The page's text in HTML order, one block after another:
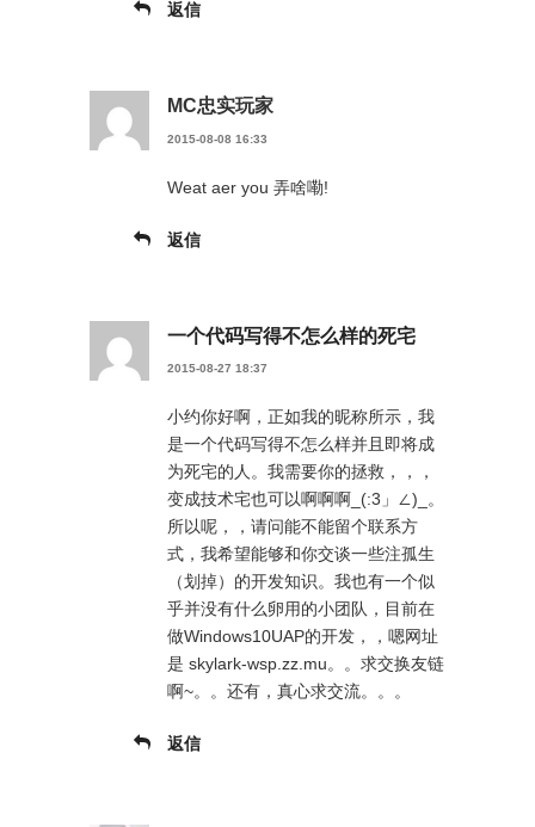
返信
MC忠实玩家
2015-08-08 16:33
Weat aer you 弄啥嘞!
返信
一个代码写得不怎么样的死宅
2015-08-27 18:37
小约你好啊，正如我的昵称所示，我
是一个代码写得不怎么样并且即将成
为死宅的人。我需要你的拯救，，，
变成技术宅也可以啊啊啊_(:3」∠)_。
所以呢，，请问能不能留个联系方
式，我希望能够和你交谈一些注孤生
（划掉）的开发知识。我也有一个似
乎并没有什么卵用的小团队，目前在
做Windows10UAP的开发，，嗯网址
是 skylark-wsp.zz.mu。。求交换友链
啊~。。还有，真心求交流。。。
返信